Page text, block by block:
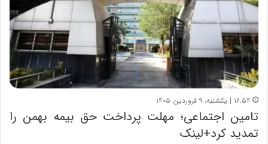
۱۶:۵۴ | یکشنبه، ۹ فروردین ۱۴۰۵
تامین اجتماعی؛ مهلت پرداخت حق بیمه بهمن را
تمدید کرد+لینک